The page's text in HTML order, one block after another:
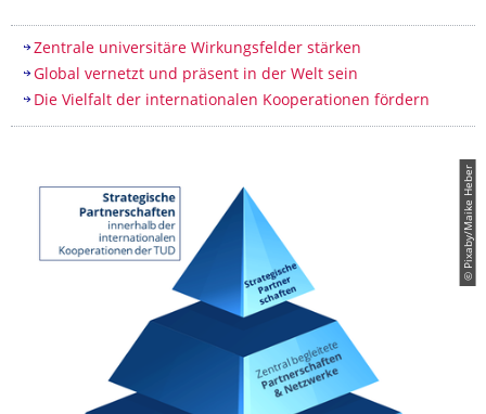
Inhaltsverzeichnis
Zentrale universitäre Wirkungsfelder stärken
Global vernetzt und präsent in der Welt sein
Die Vielfalt der internationalen Kooperationen fördern
© Pixaby/Maike Heber